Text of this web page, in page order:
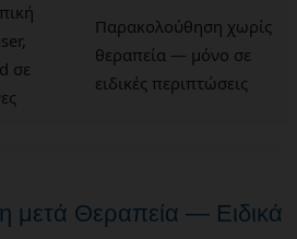
σε
Παρακολούθηση χωρίς
θεραπεία — μόνο σε
ειδικές περιπτώσεις
μετά Θεραπεία — Ειδικά